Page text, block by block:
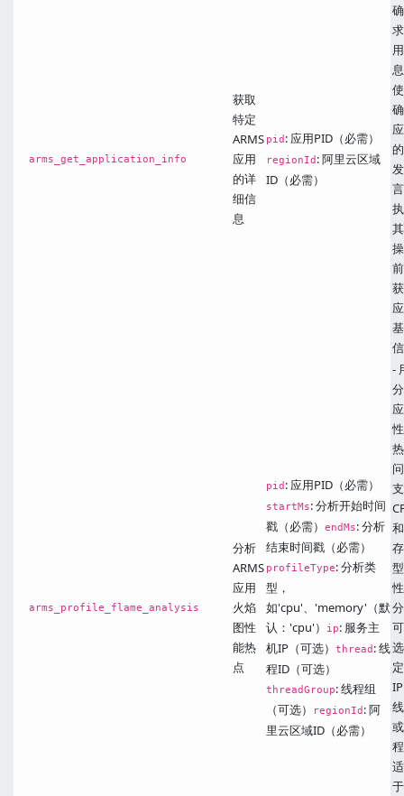
arms_get_application_info
获取
特定
ARMS
应用
的详
细信
息
pid : 应用PID（必需）
regionId : 阿里云区域
ID（必需）
arms_profile_flame_analysis
分析
ARMS
应用
火焰
图性
能热
点
pid : 应用PID（必需）
startMs: 分析开始时间
戳（必需） endMs: 分析
结束时间戳（必需）
profileType: 分析类
型，
如'cpu'、'memory'（默
认：'cpu'）
ip: 服务主
机IP（可选） thread : 线
程ID（可选）
threadGroup: 线程组
（可选）
regionId : 阿
里云区域ID（必需）
-
定
于